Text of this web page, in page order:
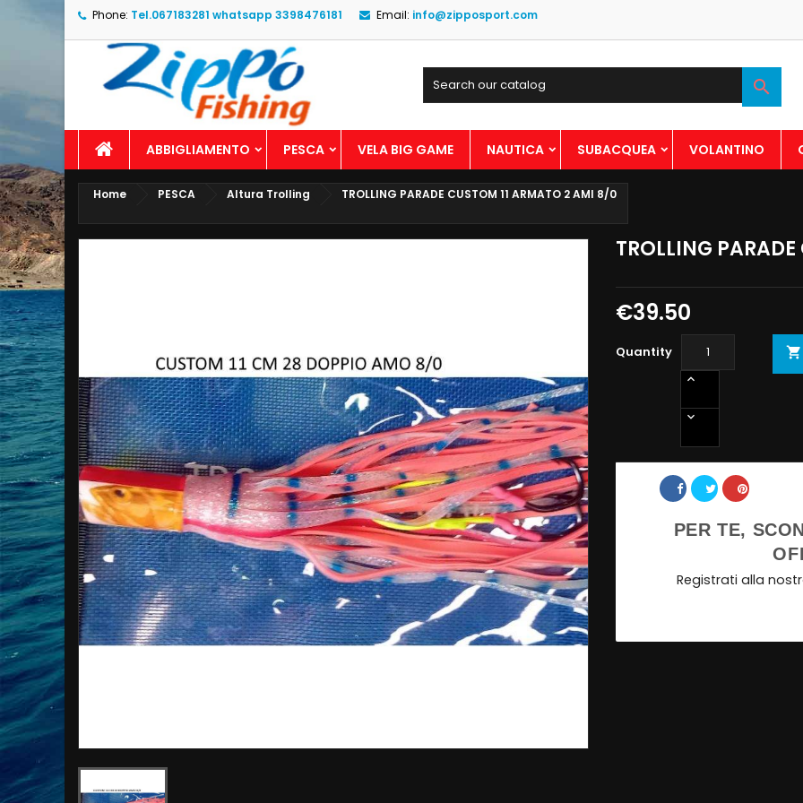
Phone: Tel.067183281 whatsapp 3398476181 Email: info@zipposport.com

ABBIGLIAMENTO PESCA VELA BIG GAME NAUTICA SUBACQUEA VOLANTINO
Home PESCA Altura Trolling TROLLING PARADE CUSTOM 11 ARMATO 2 AMI 8/0
TROLLING
€39.50
Quantity 
PER TE,
Registrati alla